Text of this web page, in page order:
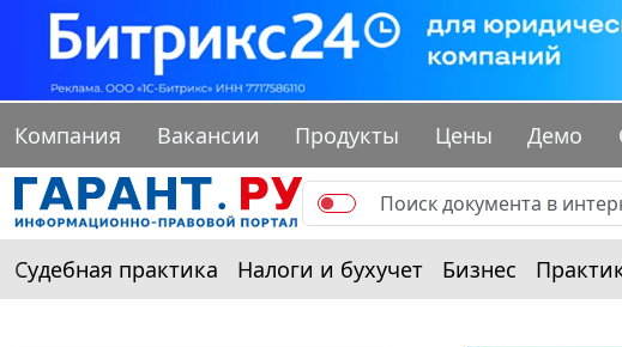
Компания Вакансии Продукты Цены Демо
Судебная практика Налоги и бухучет Бизнес